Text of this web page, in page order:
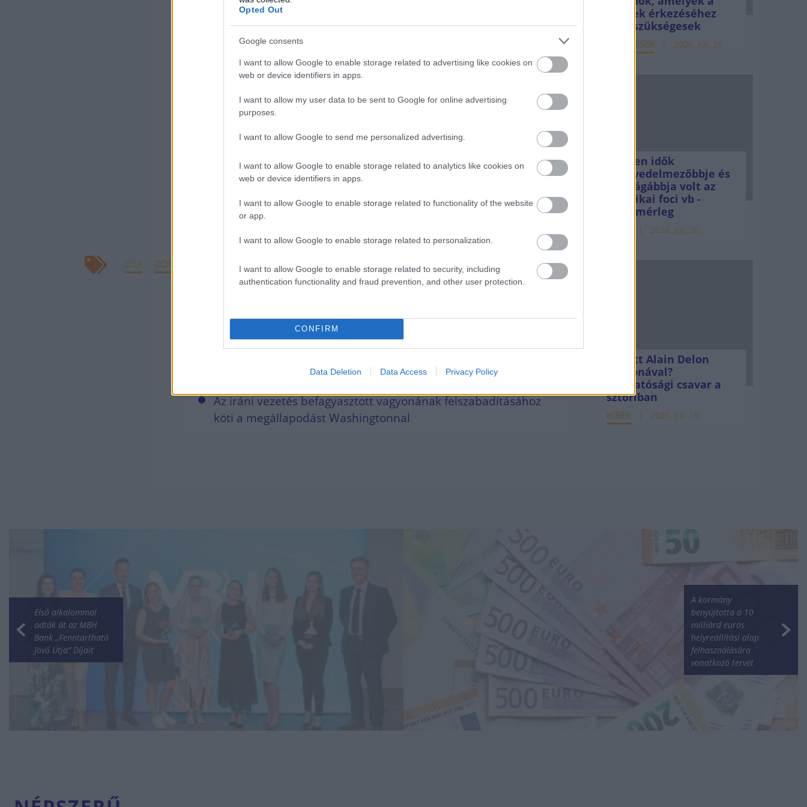
Opted Out
Google consents
I want to allow Google to enable storage related to advertising like cookies on
web or device identifiers in apps.
I want to allow my user data to be sent to Google for online advertising
purposes.
I want to allow Google to send me personalized advertising.
I want to allow Google to enable storage related to analytics like cookies on
web or device identifiers in apps.
I want to allow Google to enable storage related to functionality of the website
or app.
I want to allow Google to enable storage related to personalization.
I want to allow Google to enable storage related to security, including
authentication functionality and fraud prevention, and other user protection.
CONFIRM
Data Deletion Data Access Privacy Policy
nyomást gyakorolt egy megállapodás létrejötte
érdekében
- mondta egy nyilatkozó.
Az amerikai haderő az amerikai katonai helikoptert ért incidensre
válaszul washingtoni idő szerint kedden este műveletet hajtott végre
Parancsnokság (Centcom) bejelentése szerint "önvédelmi
légicsapásokról" volt szó.
Később közölték, hogy összesen mintegy 20 iráni célpontot támadtak,
köztük légvédelmi és radarlétesítményeket.
USA DONALD TRUMP IRÁN KÖZEL-KELET
Az iráni háború miatt 13 százalékkal nőnek a brit rezsiaszámlák,
és nyakukon az újabb emelés
Fokozódik a feszültség: iráni támadás után amerikai légicsapás
Az iráni vezetés befagyasztott vagyonának felszabadításához
köti a megállapodást Washingtonnal
pénzek érkezéséhez
még szükségesek
ELEMZÉSEK 2026. júl. 20.
Minden idők
legjövedelmezőbbje és
legdrágábbja volt az
amerikai foci vb -
gyorsmérleg
2026. júl. 20.
Mi lett Alain Delon
vagyonával?
Adóhatósági csavar a
sztoriban
HÍREK 2026. júl. 19.
Első alkalommal
adták át az MBH
Bank „Fenntartható
Jövő Útja” Díjait
A kormány
benyújtotta a 10
milliárd eurós
helyreállítási alap
felhasználására
vonatkozó tervét